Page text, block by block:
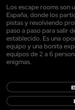
Los escape rooms son
España, donde los
pistas y resolviendo
paso a paso para salir
establecido. Es una
equipo y una bonita
equipos de 2 a 6
enigmas.